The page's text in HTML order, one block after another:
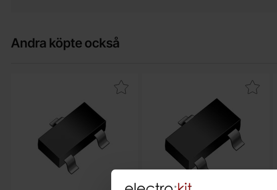
Andra köpte också
Makera mMBT2222A SOT-23 NPN 40V 600mA som favorit
Makera mMBTA13L SOT-23 NPN